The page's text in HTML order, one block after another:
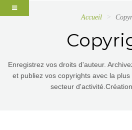
Accueil
Enregistrez vos droits d'auteur.
et publiez vos copyrights avec la
secteur